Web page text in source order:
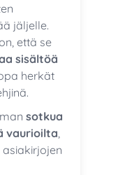
jäljelle.
että se
sisältöä
herkät
sotkua
vaurioilta